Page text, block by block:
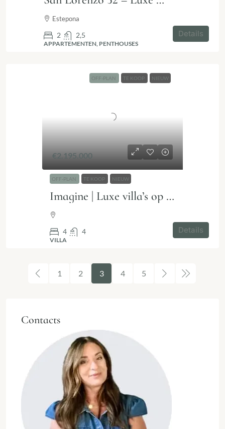
Estepona
2 2,5
APPARTEMENTEN, PENTHOUSES
Details
OFF-PLAN TE KOOP NIEUW
€2.195.000
OFF-PLAN TE KOOP NIEUW
Imagine | Luxe villa’s op de New Golden Mile
4 4
VILLA
Details
1 2 3 4 5
Contacts